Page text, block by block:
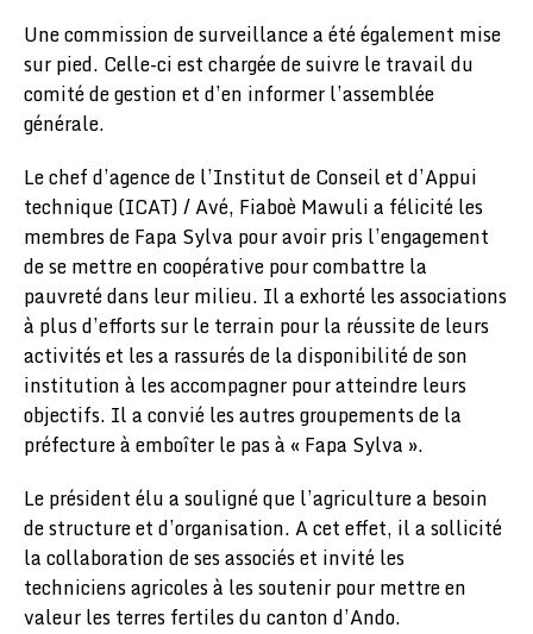
Une commission de surveillance a été également mise
sur pied. Celle-ci est chargée de suivre le travail du
comité de gestion et d’en informer l’assemblée
générale.
Le chef d’agence de l’Institut de Conseil et d’Appui
technique (ICAT) / Avé, Fiaboè Mawuli a félicité les
membres de Fapa Sylva pour avoir pris l’engagement
de se mettre en coopérative pour combattre la
pauvreté dans leur milieu. Il a exhorté les associations
à plus d’efforts sur le terrain pour la réussite de leurs
activités et les a rassurés de la disponibilité de son
institution à les accompagner pour atteindre leurs
objectifs. Il a convié les autres groupements de la
préfecture à emboîter le pas à « Fapa Sylva ».
Le président élu a souligné que l’agriculture a besoin
de structure et d’organisation. A cet effet, il a sollicité
la collaboration de ses associés et invité les
techniciens agricoles à les soutenir pour mettre en
valeur les terres fertiles du canton d’Ando.